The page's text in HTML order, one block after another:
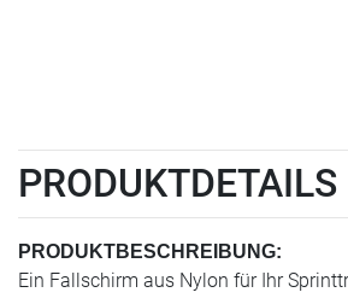
PRODUKTDETAILS
PRODUKTBESCHREIBUNG:
Ein Fallschirm aus Nylon für Ihr